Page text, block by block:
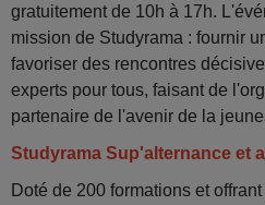
gratuitement de 10h à 17h.
mission de Studyrama : fournir
favoriser des rencontres
experts pour tous, faisant de
partenaire de l'avenir de la
Studyrama Sup'alternance et
Doté de 200 formations et